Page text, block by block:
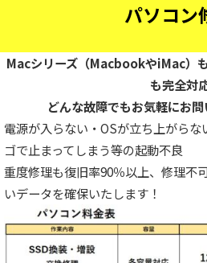
パソコン
Macシリーズ（MacbookやiMac）
も完全対
どんな故障でもお気軽にお問
電源が入らない・OSが立ち上がら
ゴで止まってしまう等の起動不良
重度修理も復旧率90％以上、修理不
いデータを確保いたします！